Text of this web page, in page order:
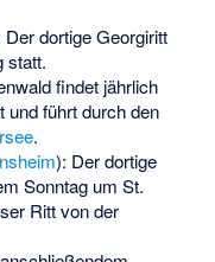
dortige Georgiritt
statt.
findet jährlich
und führt durch den
.
): Der dortige
Sonntag um St.
Ritt von der